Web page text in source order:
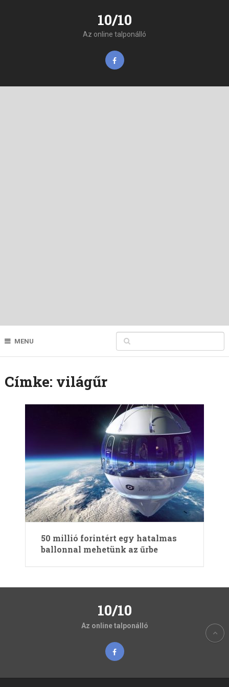
10/10
Az online talponálló
MENU
Címke: világűr
50 millió forintért egy hatalmas
ballonnal mehetünk az űrbe
10/10
Az online talponálló